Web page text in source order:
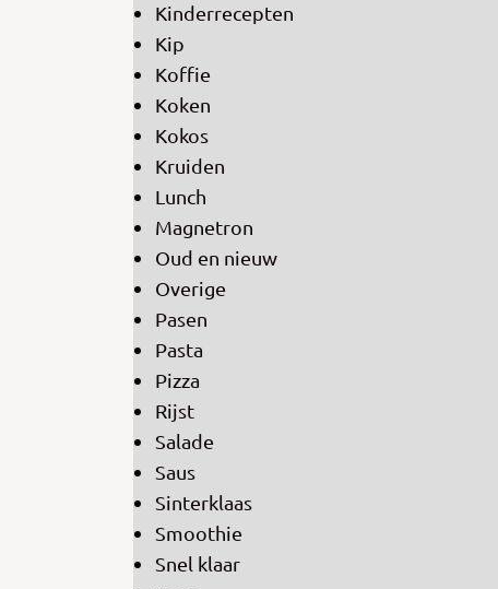
Kinderrecepten
Kip
Koffie
Koken
Kokos
Kruiden
Lunch
Magnetron
Oud en nieuw
Overige
Pasen
Pasta
Pizza
Rijst
Salade
Saus
Sinterklaas
Smoothie
Snel klaar